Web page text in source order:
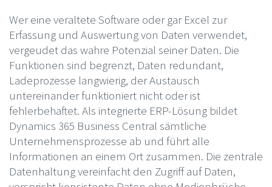
Wer eine veraltete Software oder gar Excel zur
Erfassung und Auswertung von Daten verwendet,
vergeudet das wahre Potenzial seiner Daten. Die
Funktionen sind begrenzt, Daten redundant,
Ladeprozesse langwierig, der Austausch
untereinander funktioniert nicht oder ist
fehlerbehaftet. Als integrierte ERP-Lösung bildet
Dynamics 365 Business Central sämtliche
Unternehmensprozesse ab und führt alle
Informationen an einem Ort zusammen. Die zentrale
Datenhaltung vereinfacht den Zugriff auf Daten,